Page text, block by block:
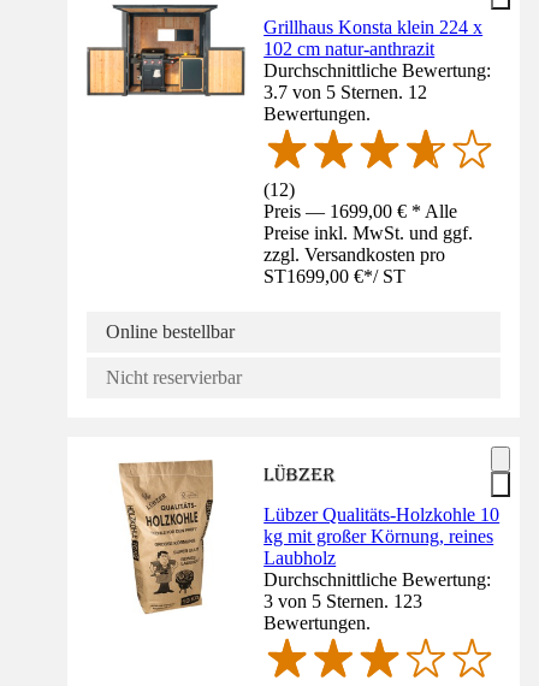
Grillhaus Konsta klein 224 x
102 cm natur-anthrazit
Durchschnittliche Bewertung:
3.7 von 5 Sternen. 12
Bewertungen.
(12)
Preis — 1699,00 € * Alle
Preise inkl. MwSt. und ggf.
zzgl. Versandkosten pro
ST1699,00 €*/ ST
Online bestellbar
Nicht reservierbar
Lübzer Qualitäts-Holzkohle 10
kg mit großer Körnung, reines
Laubholz
Durchschnittliche Bewertung:
3 von 5 Sternen. 123
Bewertungen.